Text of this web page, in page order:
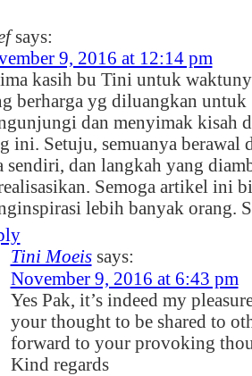
says:
9, 2016 at 12:14 pm
kasih bu Tini untuk
berharga yg diluangkan untuk
dan menyimak kisah
ini. Setuju, semuanya berawal
sendiri, dan langkah yang
Semoga artikel ini
lebih banyak orang.
Tini Moeis says:
November 9, 2016 at 6:43 pm
Yes Pak, it’s indeed my
your thought to be shared to
forward to your provoking
Kind regards